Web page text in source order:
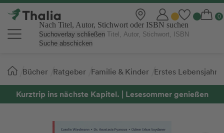
Nach Titel, Autor, Stichwort oder ISBN suchen
Suchoverlay schließen
Suche abschicken
Sie
sind
hier:
Bücher Ratgeber Familie & Kinder Erstes Lebensjahr
Kurztrip ins nächste Kapitel. | Lesesommer genießen